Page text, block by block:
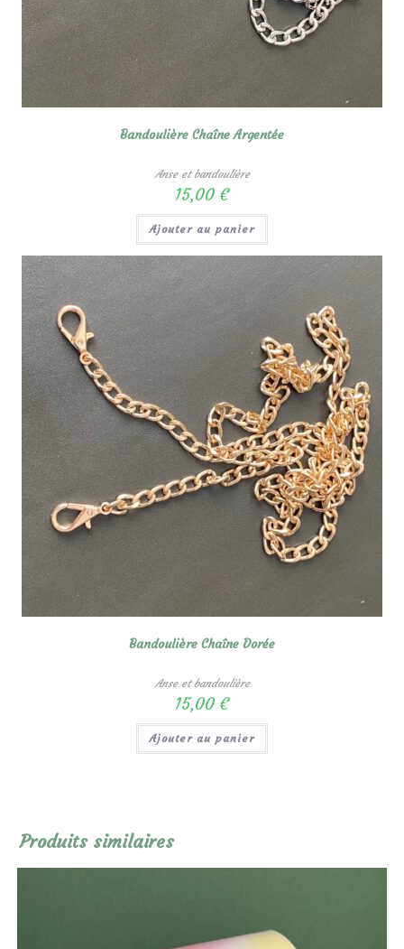
Bandoulière Chaîne Argentée
Anse et bandoulière
15,00 €
Ajouter au panier
Bandoulière Chaîne Dorée
Anse et bandoulière
15,00 €
Ajouter au panier
Produits similaires